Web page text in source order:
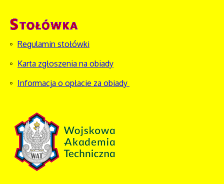
Regulamin stołówki
Karta zgłoszenia na obiady
Informacja o opłacie za obiady